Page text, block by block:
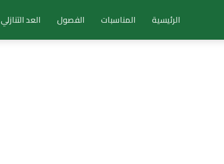
الرئيسية المناسبات الفصول العد التنازلي